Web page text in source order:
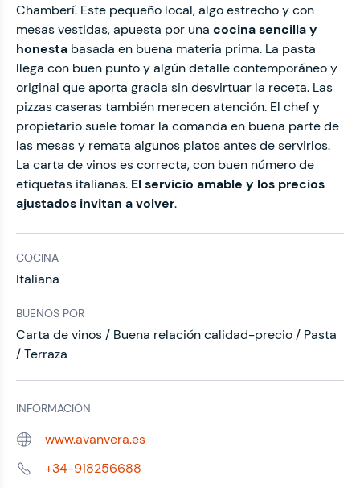
Chamberí. Este pequeño local, algo estrecho y con
mesas vestidas, apuesta por una cocina sencilla y
honesta basada en buena materia prima. La pasta
llega con buen punto y algún detalle contemporáneo y
original que aporta gracia sin desvirtuar la receta. Las
pizzas caseras también merecen atención. El chef y
propietario suele tomar la comanda en buena parte de
las mesas y remata algunos platos antes de servirlos.
La carta de vinos es correcta, con buen número de
etiquetas italianas. El servicio amable y los precios
ajustados invitan a volver.
COCINA
Italiana
BUENOS POR
Carta de vinos / Buena relación calidad-precio / Pasta
/ Terraza
INFORMACIÓN
Web: www.avanvera.es
Teléfono:+34-918256688